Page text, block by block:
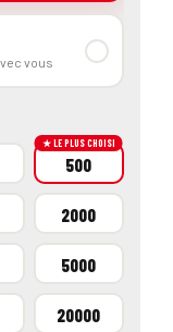
★ LE PLUS CHOISI
500
2000
5000
20000